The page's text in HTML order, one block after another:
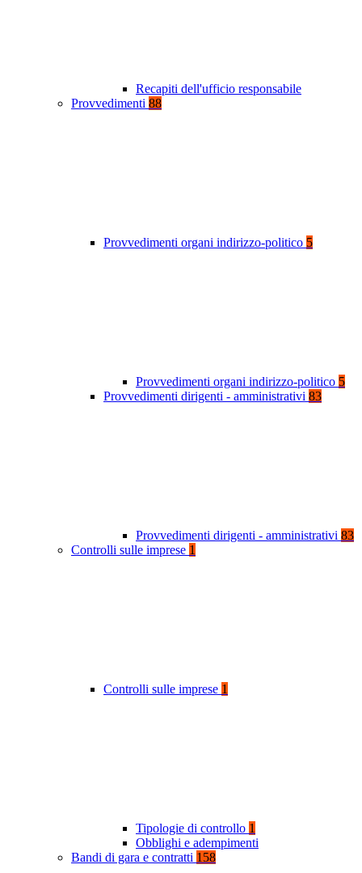
Recapiti dell'ufficio responsabile
Provvedimenti 88
Provvedimenti organi indirizzo-politico 5
Provvedimenti organi indirizzo-politico 5
Provvedimenti dirigenti - amministrativi 83
Provvedimenti dirigenti - amministrativi 83
Controlli sulle imprese 1
Controlli sulle imprese 1
Tipologie di controllo 1
Obblighi e adempimenti
Bandi di gara e contratti 158